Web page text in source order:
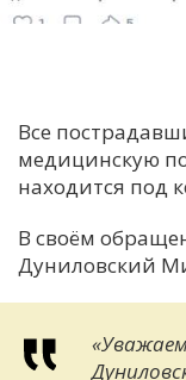
Все
медицинскую
находится под
В своём
Дуниловский